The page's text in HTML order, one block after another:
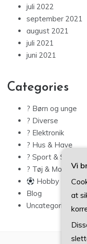
juli 2022
september 2021
august 2021
juli 2021
juni 2021
Categories
? Børn og unge
? Diverse
? Elektronik
? Hus & Have
? Sport & Sundhed
? Tøj & Mode
Hobby
Blog
Uncategorized
Vi
at